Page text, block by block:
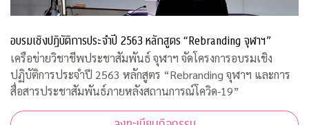
อบรมเชิงปฏิบัติการประจำปี 2563 หลักสูตร “Rebranding จุฬาฯ”
เครือข่ายวิชาชีพประชาสัมพันธ์ จุฬาฯ จัดโครงการอบรมเชิง
ปฏิบัติการประจำปี 2563 หลักสูตร “Rebranding จุฬาฯ และการ
สื่อสารประชาสัมพันธ์ภายหลังสถานการณ์โควิด-19”